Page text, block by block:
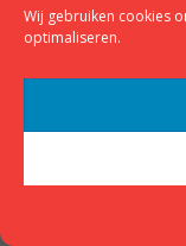
Wij gebruiken cookies
optimaliseren.